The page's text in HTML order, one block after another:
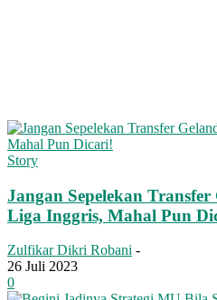
Story
Jangan Sepelekan
Liga Inggris, Mahal Pun
Zulfikar Dikri Robani -
26 Juli 2023
0